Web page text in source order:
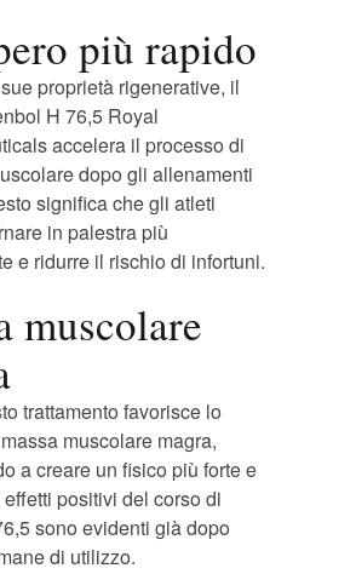
più rapido
proprietà rigenerative, il
H 76,5 Royal
accelera il processo di
dopo gli allenamenti
significa che gli atleti
in palestra più
e ridurre il rischio di infortuni.
muscolare
trattamento favorisce lo
muscolare magra,
a creare un fisico più forte e
positivi del corso di
sono evidenti già dopo
di utilizzo.